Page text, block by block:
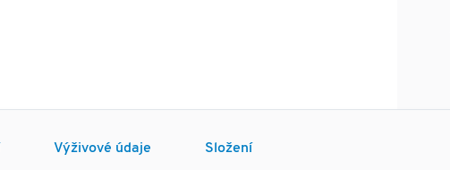
Výživové údaje Složení